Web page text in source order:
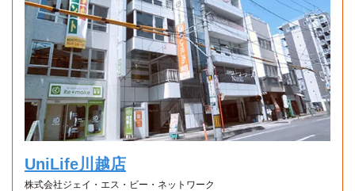
UniLife川越店
株式会社ジェイ・エス・ビー・ネットワーク